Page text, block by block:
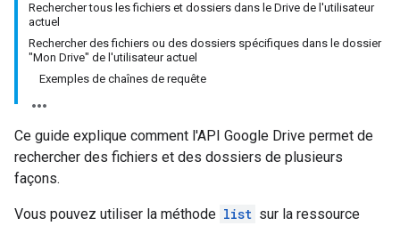
Rechercher tous les fichiers et dossiers dans le Drive de l'utilisateur
actuel
Rechercher des fichiers ou des dossiers spécifiques dans le dossier
"Mon Drive" de l'utilisateur actuel
Exemples de chaînes de requête
Ce guide explique comment l'API Google Drive permet de
rechercher des fichiers et des dossiers de plusieurs
façons.
Vous pouvez utiliser la méthode list sur la ressource